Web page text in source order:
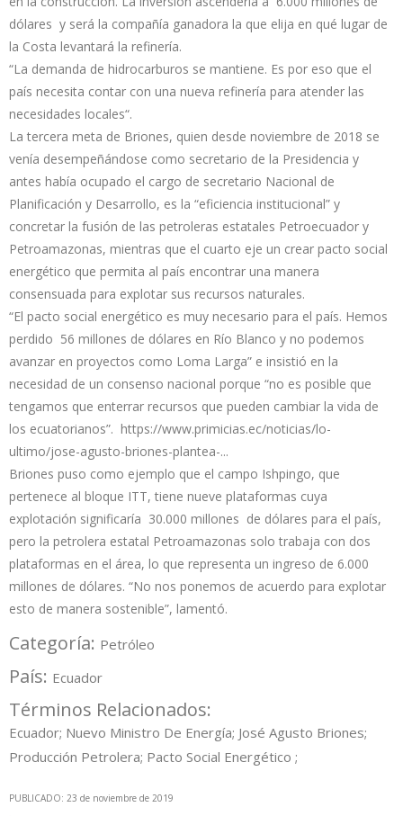
dólares y será la compañía ganadora la que elija en qué lugar de
la Costa levantará la refinería.
“La demanda de hidrocarburos se mantiene. Es por eso que el
país necesita contar con una nueva refinería para atender las
necesidades locales“.
La tercera meta de Briones, quien desde noviembre de 2018 se
venía desempeñándose como secretario de la Presidencia y
antes había ocupado el cargo de secretario Nacional de
Planificación y Desarrollo, es la “eficiencia institucional” y
concretar la fusión de las petroleras estatales Petroecuador y
Petroamazonas, mientras que el cuarto eje un crear pacto social
energético que permita al país encontrar una manera
consensuada para explotar sus recursos naturales.
“El pacto social energético es muy necesario para el país. Hemos
perdido 56 millones de dólares en Río Blanco y no podemos
avanzar en proyectos como Loma Larga” e insistió en la
necesidad de un consenso nacional porque “no es posible que
tengamos que enterrar recursos que pueden cambiar la vida de
los ecuatorianos”. https://www.primicias.ec/noticias/lo-
ultimo/jose-agusto-briones-plantea-...
Briones puso como ejemplo que el campo Ishpingo, que
pertenece al bloque ITT, tiene nueve plataformas cuya
explotación significaría 30.000 millones de dólares para el país,
pero la petrolera estatal Petroamazonas solo trabaja con dos
plataformas en el área, lo que representa un ingreso de 6.000
millones de dólares. “No nos ponemos de acuerdo para explotar
esto de manera sostenible”, lamentó.
Categoría: Petróleo
País: Ecuador
Términos Relacionados:
Ecuador; Nuevo Ministro De Energía; José Agusto Briones;
Producción Petrolera; Pacto Social Energético ;
PUBLICADO: 23 de noviembre de 2019